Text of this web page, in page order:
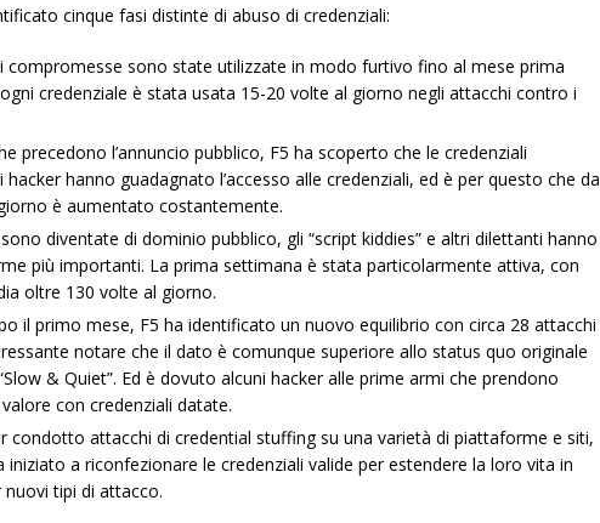
cinque fasi distinte di abuso di credenziali:
compromesse sono state utilizzate in modo furtivo fino al mese prima
credenziale è stata usata 15-20 volte al giorno negli attacchi contro i
precedono l’annuncio pubblico, F5 ha scoperto che le credenziali
hanno guadagnato l’accesso alle credenziali, ed è per questo che da
è aumentato costantemente.
diventate di dominio pubblico, gli “script kiddies” e altri dilettanti hanno
più importanti. La prima settimana è stata particolarmente attiva, con
oltre 130 volte al giorno.
il primo mese, F5 ha identificato un nuovo equilibrio con circa 28 attacchi
notare che il dato è comunque superiore allo status quo originale
& Quiet”. Ed è dovuto alcuni hacker alle prime armi che prendono
con credenziali datate.
condotto attacchi di credential stuffing su una varietà di piattaforme e siti,
a riconfezionare le credenziali valide per estendere la loro vita in
tipi di attacco.